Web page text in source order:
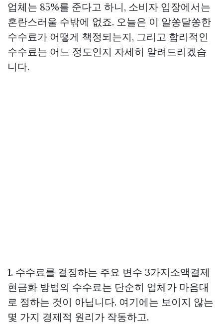
업체는 85%를 준다고 하니, 소비자 입장에서는
혼란스러울 수밖에 없죠. 오늘은 이 알쏭달쏭한
수수료가 어떻게 책정되는지, 그리고 합리적인
수수료는 어느 정도인지 자세히 알려드리겠습
니다.
1. 수수료를 결정하는 주요 변수 3가지소액결제
현금화 방법의 수수료는 단순히 업체가 마음대
로 정하는 것이 아닙니다. 여기에는 보이지 않는
몇 가지 경제적 원리가 작동하고.